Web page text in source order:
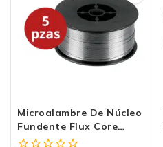
Microalambre De Núcleo
Fundente Flux Core
Truper 5 Rollos De 1kg